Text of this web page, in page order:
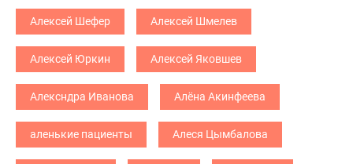
Алексей Шефер Алексей Шмелев
Алексей Юркин Алексей Яковшев
Алексндра Иванова Алёна Акинфеева
аленькие пациенты Алеся Цымбалова